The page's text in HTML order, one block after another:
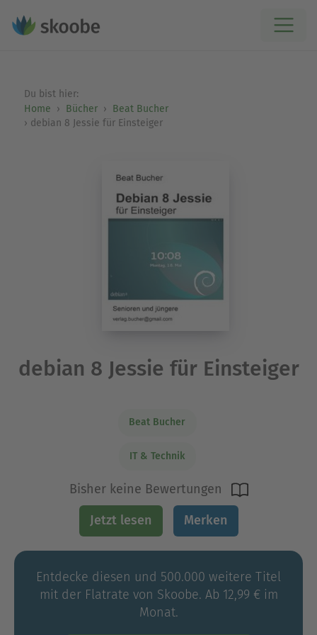
Du bist hier:
Home
Bücher
Beat Bucher
debian 8 Jessie für Einsteiger
debian 8 Jessie für Einsteiger
Beat Bucher
IT & Technik
Bisher keine Bewertungen
Jetzt lesen Merken
Entdecke diesen und 500.000 weitere Titel
mit der Flatrate von Skoobe. Ab 12,99 € im
Monat.